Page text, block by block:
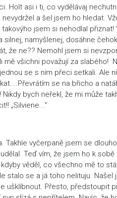
Holt asi i ti, co vydělávaj
a šel jsem ho hledat.
jsem si nehodlal přiznat!
namyšlenej, dosáhne
že ne?? Nemohl jsem si
mě všichni považují za slabého!
se s ním přeci setkali. Ale
se na břicho a
bych neřekl, že mi může
„Silviene...“
vyčerpaně jsem se
Teď vím, že jsem ho k
věděl, co všechno mě to
stalo se a já toho nelituju.
ušklíbnout. Přesto, předstoupit